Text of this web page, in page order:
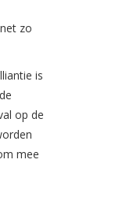
zo
is
op de
mee